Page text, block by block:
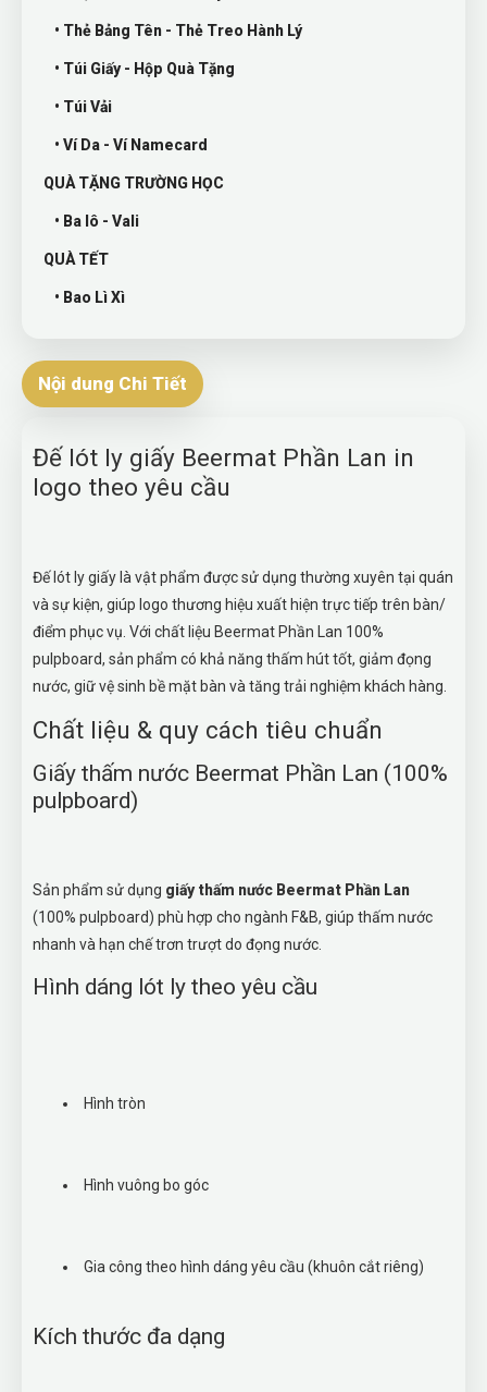
• Thẻ Bảng Tên - Thẻ Treo Hành Lý
• Túi Giấy - Hộp Quà Tặng
• Túi Vải
• Ví Da - Ví Namecard
QUÀ TẶNG TRƯỜNG HỌC
• Ba lô - Vali
QUÀ TẾT
• Bao Lì Xì
Nội dung Chi Tiết
Đế lót ly giấy Beermat Phần Lan in
logo theo yêu cầu
Đế lót ly giấy là vật phẩm được sử dụng thường xuyên tại quán
và sự kiện, giúp logo thương hiệu xuất hiện trực tiếp trên bàn/
điểm phục vụ. Với chất liệu Beermat Phần Lan 100%
pulpboard, sản phẩm có khả năng thấm hút tốt, giảm đọng
nước, giữ vệ sinh bề mặt bàn và tăng trải nghiệm khách hàng.
Chất liệu & quy cách tiêu chuẩn
Giấy thấm nước Beermat Phần Lan (100%
pulpboard)
Sản phẩm sử dụng giấy thấm nước Beermat Phần Lan
(100% pulpboard) phù hợp cho ngành F&B, giúp thấm nước
nhanh và hạn chế trơn trượt do đọng nước.
Hình dáng lót ly theo yêu cầu
Hình tròn
Hình vuông bo góc
Gia công theo hình dáng yêu cầu (khuôn cắt riêng)
Kích thước đa dạng